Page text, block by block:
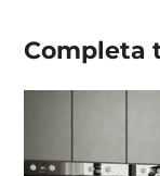
Completa